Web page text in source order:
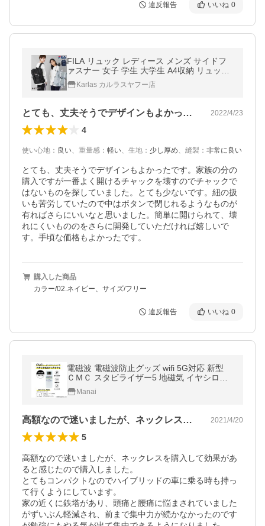
違反報告 いいね 0
FILA リュック レディース メンズ サイドフ
ァスナー 女子 学生 大学生 A4収納 リュック
サック シンプル可愛い 旅行バッグ
Karlas カルラスヤフー店
とても、丈夫そうでデザインもよかったで… 2022/4/23
4
使い心地 ： 良い、 重量感 ： 軽い、 生地 ： 少し厚め、 縫製 ： 非常に良い
とても、丈夫そうでデザインもよかったです。家族の分の
購入ですが一番よく開けるチャックを壊すのでチャックで
はないものを探していました。とても少ないです。紐の扱
いも苦労していたので中はボタンで閉じれるようなものが
有ればさらにいいなと思いました。簡単に開けられて、壊
れにくいもののをさらに開発していただければ嬉しいで
購入した商品
カラー/02.ネイビー、サイズ/フリー
違反報告 いいね 0
電磁波 電磁波防止グッズ wifi 5G対応 新型
ＣＭＣ スタビライザー5 地磁気 イヤシロチ
電磁波ブロック 電磁波カット 放射能デトッ
クスManai
高額なので迷いましたが、ネックレスを購… 2021/4/20
5
高額なので迷いましたが、ネックレスを購入して効果があ
ると感じたので購入しました。
とてもコンパクトなのでハイブリッドの車に乗る時も持っ
て行くようにしています。
家の近くに鉄塔があり、頭痛と腰痛に悩まされていました
がずいぶん軽減され、前まで集中力が続かなかったのです